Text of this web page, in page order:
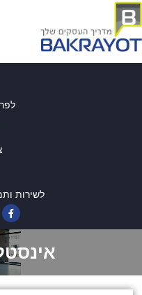
לשירות